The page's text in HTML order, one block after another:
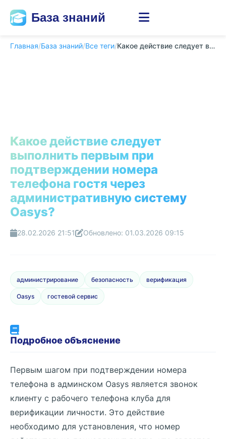
База знаний
Главная/База знаний/Все теги/ Какое действие следует выполнить первым при под...
Какое действие следует
выполнить первым при
подтверждении номера
телефона гостя через
административную систему
Oasys?
28.02.2026 21:51 Обновлено: 01.03.2026 09:15
администрирование безопасность верификация
Oasys гостевой сервис
Подробное объяснение
Первым шагом при подтверждении номера
телефона в админском Oasys является звонок
клиенту с рабочего телефона клуба для
верификации личности. Это действие
необходимо для установления, что номер